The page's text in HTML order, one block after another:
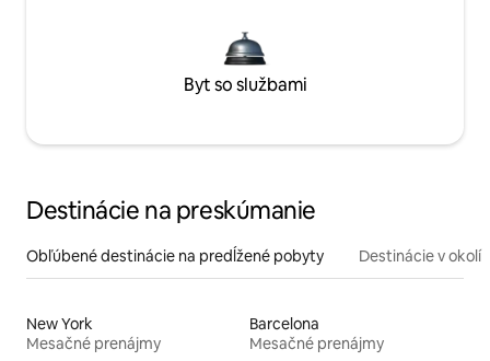
Byt so službami
Destinácie na preskúmanie
Obľúbené destinácie na predĺžené pobyty Destinácie v okolí
New York
Mesačné prenájmy
Barcelona
Mesačné prenájmy